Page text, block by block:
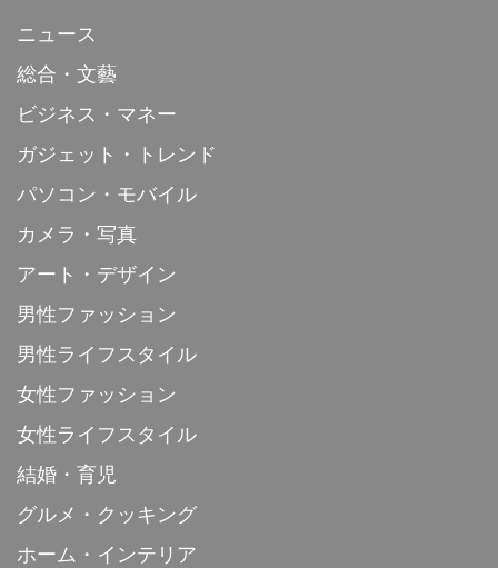
ニュース
総合・文藝
ビジネス・マネー
ガジェット・トレンド
パソコン・モバイル
カメラ・写真
アート・デザイン
男性ファッション
男性ライフスタイル
女性ファッション
女性ライフスタイル
結婚・育児
グルメ・クッキング
ホーム・インテリア